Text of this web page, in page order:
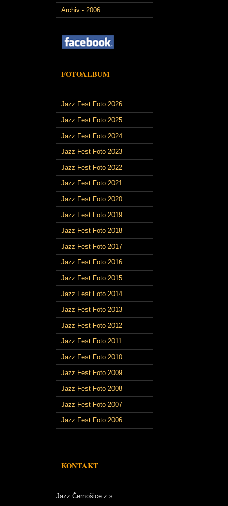
Archiv - 2006
FOTOALBUM
Jazz Fest Foto 2026
Jazz Fest Foto 2025
Jazz Fest Foto 2024
Jazz Fest Foto 2023
Jazz Fest Foto 2022
Jazz Fest Foto 2021
Jazz Fest Foto 2020
Jazz Fest Foto 2019
Jazz Fest Foto 2018
Jazz Fest Foto 2017
Jazz Fest Foto 2016
Jazz Fest Foto 2015
Jazz Fest Foto 2014
Jazz Fest Foto 2013
Jazz Fest Foto 2012
Jazz Fest Foto 2011
Jazz Fest Foto 2010
Jazz Fest Foto 2009
Jazz Fest Foto 2008
Jazz Fest Foto 2007
Jazz Fest Foto 2006
KONTAKT
Jazz Černošice z.s.